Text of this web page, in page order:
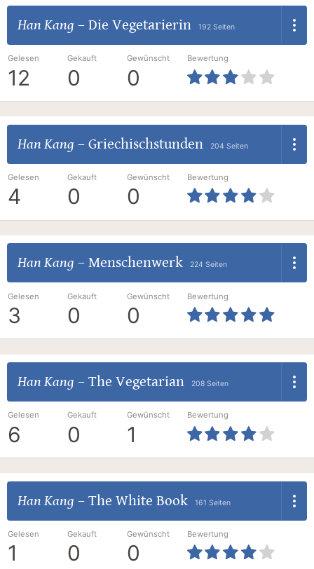
Han Kang – Die Vegetarierin 192 Seiten
Gelesen
12
Gekauft
0
Gewünscht
0
Bewertung
Han Kang – Griechischstunden 204 Seiten
Gelesen
4
Gekauft
0
Gewünscht
0
Bewertung
Han Kang – Menschenwerk 224 Seiten
Gelesen
3
Gekauft
0
Gewünscht
0
Bewertung
Han Kang – The Vegetarian 208 Seiten
Gelesen
6
Gekauft
0
Gewünscht
1
Bewertung
Han Kang – The White Book 161 Seiten
Gelesen
1
Gekauft
0
Gewünscht
0
Bewertung